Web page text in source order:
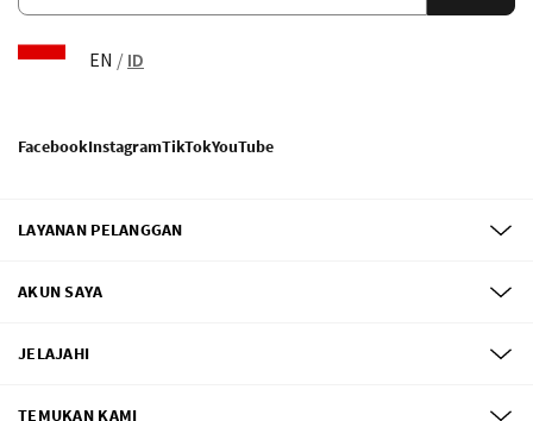
EN / ID
FacebookInstagramTikTokYouTube
LAYANAN PELANGGAN
AKUN SAYA
JELAJAHI
TEMUKAN KAMI